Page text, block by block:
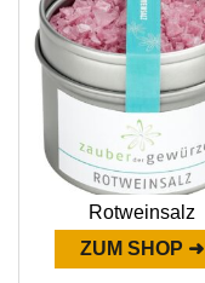
Rotweinsalz
ZUM SHOP ➜